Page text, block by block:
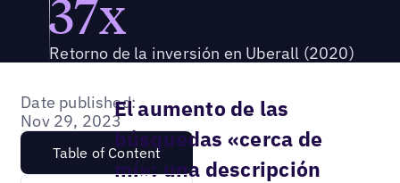
37x
Retorno de la inversión en Uberall (2020)
Date published:
Nov 29, 2023
Table of Content
El aumento de las
búsquedas «cerca de
mí»: una descripción